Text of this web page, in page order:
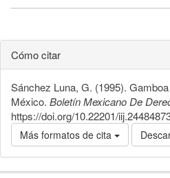
Cómo citar
Sánchez Luna, G. (1995).
México. Boletín Mexicano De
https://doi.org/10.22201/
Más formatos de cita